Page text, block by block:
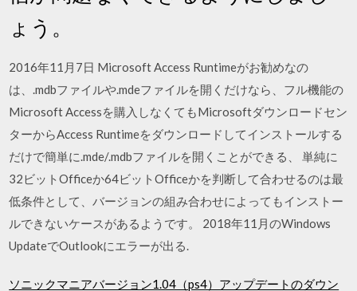
ょう。
2016年11月7日 Microsoft Access Runtimeがお勧めなの
は、.mdbファイルや.mdeファイルを開くだけなら、フル機能の
Microsoft Accessを購入しなくてもMicrosoftダウンロードセン
ターからAccess Runtimeをダウンロードしてインストールする
だけで簡単に.mde/.mdbファイルを開くことができる、 単純に
32ビットOfficeか64ビットOfficeかを判断して合わせるのは最
低条件として、バージョンの組み合わせによってもインストー
ルできないケースがあるようです。 2018年11月のWindows
UpdateでOutlookにエラーが出る.
ソニックマニアバージョン1.04（ps4）アップデートのダウン